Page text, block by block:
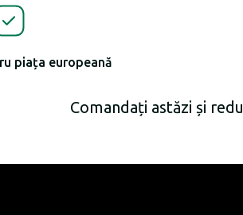
piața europeană
Comandați astăzi și